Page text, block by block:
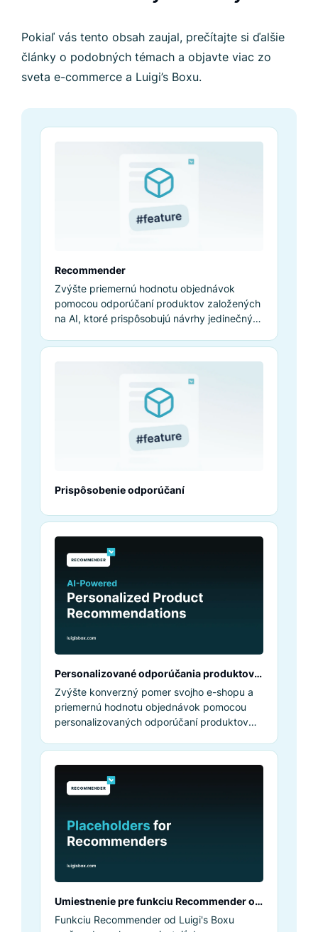
Pokiaľ vás tento obsah zaujal, prečítajte si ďalšie
články o podobných témach a objavte viac zo
sveta e-commerce a Luigi’s Boxu.
Recommender
Zvýšte priemernú hodnotu objednávok
pomocou odporúčaní produktov založených
na AI, ktoré prispôsobujú návrhy jedinečným
zákazníka.
Prispôsobenie odporúčaní
Personalizované odporúčania produktov
poháňané umelou inteligenciou
Zvýšte konverzný pomer svojho e-shopu a
priemernú hodnotu objednávok pomocou
personalizovaných odporúčaní produktov
Umiestnenie pre funkciu Recommender od
Luigi’s Boxu
Funkciu Recommender od Luigi's Boxu